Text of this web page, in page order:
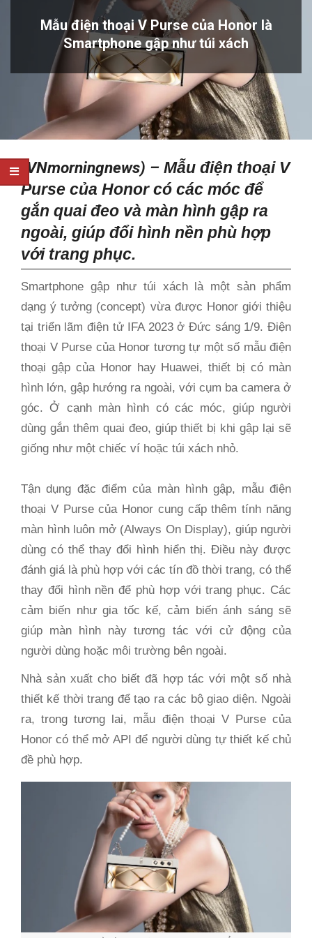
Mẫu điện thoại V Purse của Honor là
Smartphone gập như túi xách
(VNmorningnews) – Mẫu điện thoại V
Purse của Honor có các móc để
gắn quai đeo và màn hình gập ra
ngoài, giúp đổi hình nền phù hợp
với trang phục.
Smartphone gập như túi xách là một sản phẩm
dạng ý tưởng (concept) vừa được Honor giới thiệu
tại triển lãm điện tử IFA 2023 ở Đức sáng 1/9. Điện
thoại V Purse của Honor tương tự một số mẫu điện
thoại gập của Honor hay Huawei, thiết bị có màn
hình lớn, gập hướng ra ngoài, với cụm ba camera ở
góc. Ở cạnh màn hình có các móc, giúp người
dùng gắn thêm quai đeo, giúp thiết bị khi gập lại sẽ
giống như một chiếc ví hoặc túi xách nhỏ.
Tận dụng đặc điểm của màn hình gập, mẫu điện
thoại V Purse của Honor cung cấp thêm tính năng
màn hình luôn mở (Always On Display), giúp người
dùng có thể thay đổi hình hiển thị. Điều này được
đánh giá là phù hợp với các tín đồ thời trang, có thể
thay đổi hình nền để phù hợp với trang phục. Các
cảm biến như gia tốc kế, cảm biến ánh sáng sẽ
giúp màn hình này tương tác với cử động của
người dùng hoặc môi trường bên ngoài.
Nhà sản xuất cho biết đã hợp tác với một số nhà
thiết kế thời trang để tạo ra các bộ giao diện. Ngoài
ra, trong tương lai, mẫu điện thoại V Purse của
Honor có thể mở API để người dùng tự thiết kế chủ
đề phù hợp.